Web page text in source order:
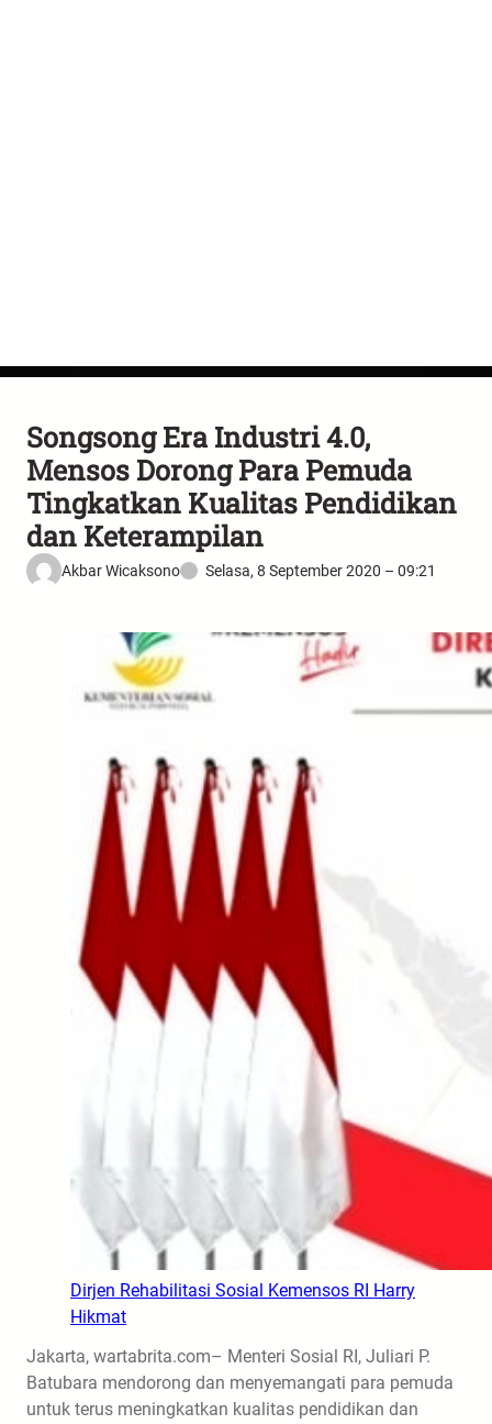
Songsong Era Industri 4.0,
Mensos Dorong Para Pemuda
Tingkatkan Kualitas Pendidikan
dan Keterampilan
Akbar Wicaksono Selasa, 8 September 2020 – 09:21
Dirjen Rehabilitasi Sosial Kemensos RI Harry
Hikmat
Jakarta, wartabrita.com– Menteri Sosial RI, Juliari P.
Batubara mendorong dan menyemangati para pemuda
untuk terus meningkatkan kualitas pendidikan dan